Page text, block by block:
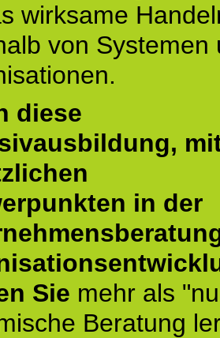
wirksame
von Systemen
diese
in der
Sie mehr als
Beratung